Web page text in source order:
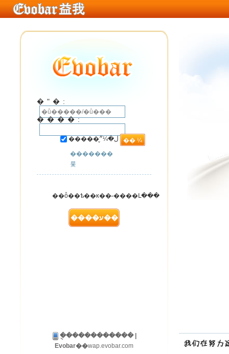
�ʺ�:
����:
�����ڵ�¼״̬
�������
룿
��ȫ��ѣ��κ��˶����Լ���
����ע��
�ֻ����������� |
Evobar��wap.evobar.com